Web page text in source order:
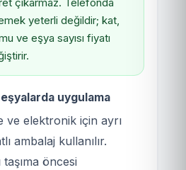
yeterli değildir; kat,
ve eşya sayısı fiyatı
eşyalarda uygulama
ve elektronik için ayrı
ambalaj kullanılır.
öncesi